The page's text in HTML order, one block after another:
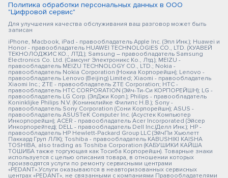
Политика обработки персональных данных в ООО
"Цифровой сервис"
Для улучшения качества обслуживания ваш разговор может быть
записан
iPhone, Macbook, iPad - правообладатель Apple Inc. (Эпл Инк.); Huawei и
Honor - правообладатель HUAWEI TECHNOLOGIES CO., LTD. (ХУАВЕЙ
ТЕКНОЛОДЖИС КО., ЛТД.); Samsung – правообладатель Samsung
Electronics Co. Ltd. (Самсунг Электроникс Ко., Лтд.); MEIZU -
правообладатель MEIZU TECHNOLOGY CO., LTD.; Nokia -
правообладатель Nokia Corporation (Нокиа Корпорейшн); Lenovo -
правообладатель Lenovo (Beijing) Limited; Xiaomi - правообладатель
Xiaomi Inc.; ZTE - правообладатель ZTE Corporation; HTC -
правообладатель HTC CORPORATION (Эйч-Ти-Си КОРПОРЕЙШН); LG -
правообладатель LG Corp. (ЭлДжи Корп.); Philips - правообладатель
Koninklijke Philips N.V. (Конинклийке Филипс Н.В.); Sony -
правообладатель Sony Corporation (Сони Корпорейшн); ASUS -
правообладатель ASUSTeK Computer Inc. (Асустек Компьютер
Инкорпорейшн); ACER - правообладатель Acer Incorporated (Эйсер
Инкорпорейтед); DELL - правообладатель Dell Inc.(Делл Инк.); HP -
правообладатель HP Hewlett-Packard Group LLC (ЭйчПи Хьюлетт
Паккард Груп ЛЛК); Toshiba - правообладатель KABUSHIKI KAISHA
TOSHIBA, also trading as Toshiba Corporation (КАБУШИКИ КАЙША
ТОШИБА также торгующая как Тосиба Корпорейшн). Товарные знаки
используется с целью описания товара, в отношении которых
производятся услуги по ремонту сервисными центрами
«PEDANT».Услуги оказываются в неавторизованных сервисных
центрах «PEDANT», не связанными с компаниями Правообладателями